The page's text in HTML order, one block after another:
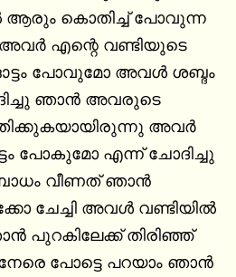
ആരും കൊതിച്ച് പോവുന്ന
അവർ എന്റെ വണ്ടിയുടെ
പോവുമോ അവൾ ശബ്ദം
ഞാൻ അവരുടെ
അവർ
പോകുമോ എന്ന് ചോദിച്ചു
വീണത് ഞാൻ
ചേച്ചി അവൾ വണ്ടിയിൽ
പുറകിലേക്ക് തിരിഞ്ഞ്
പോട്ടെ പറയാം ഞാൻ